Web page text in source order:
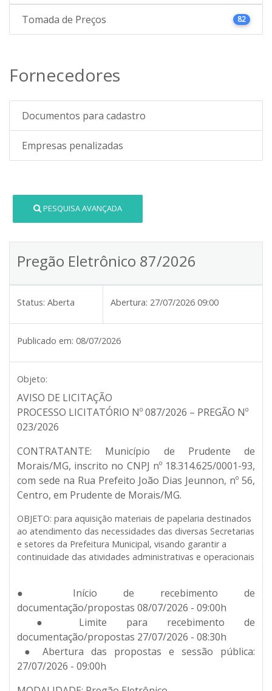
Tomada de Preços 82
Fornecedores
Documentos para cadastro
Empresas penalizadas
PESQUISA AVANÇADA
Pregão Eletrônico 87/2026
Status: Aberta Abertura: 27/07/2026 09:00
Publicado em: 08/07/2026
Objeto:
AVISO DE LICITAÇÃO
PROCESSO LICITATÓRIO Nº 087/2026 – PREGÃO Nº
023/2026
CONTRATANTE: Município de Prudente de
Morais/MG, inscrito no CNPJ nº 18.314.625/0001-93,
com sede na Rua Prefeito João Dias Jeunnon, nº 56,
Centro, em Prudente de Morais/MG.
OBJETO: para aquisição materiais de papelaria destinados
ao atendimento das necessidades das diversas Secretarias
e setores da Prefeitura Municipal, visando garantir a
continuidade das atividades administrativas e operacionais
● Início de recebimento de
documentação/propostas 08/07/2026 - 09:00h
● Limite para recebimento de
documentação/propostas 27/07/2026 - 08:30h
● Abertura das propostas e sessão pública:
27/07/2026 - 09:00h